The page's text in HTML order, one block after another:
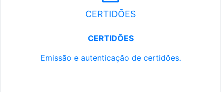
CERTIDÕES
CERTIDÕES
Emissão e autenticação de certidões.